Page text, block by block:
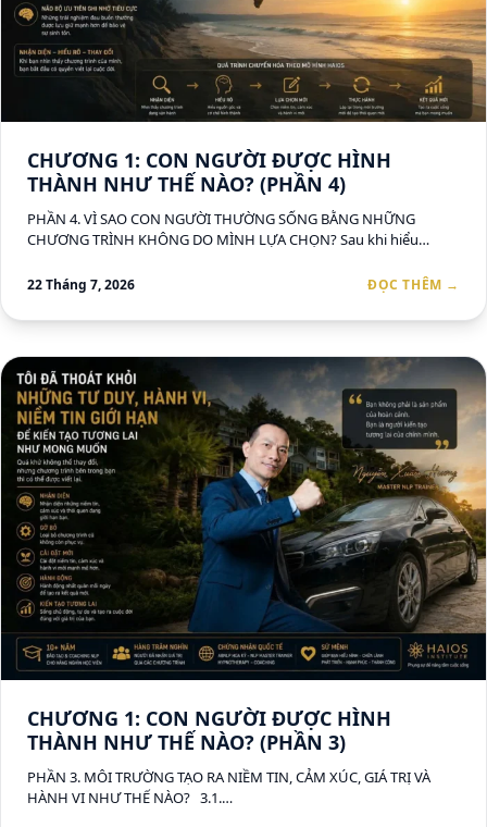
CHƯƠNG 1: CON NGƯỜI ĐƯỢC HÌNH
THÀNH NHƯ THẾ NÀO? (PHẦN 4)
PHẦN 4. VÌ SAO CON NGƯỜI THƯỜNG SỐNG BẰNG NHỮNG
CHƯƠNG TRÌNH KHÔNG DO MÌNH LỰA CHỌN? Sau khi hiểu…
22 Tháng 7, 2026 ĐỌC THÊM →
CHƯƠNG 1: CON NGƯỜI ĐƯỢC HÌNH
THÀNH NHƯ THẾ NÀO? (PHẦN 3)
PHẦN 3. MÔI TRƯỜNG TẠO RA NIỀM TIN, CẢM XÚC, GIÁ TRỊ VÀ
HÀNH VI NHƯ THẾ NÀO? 3.1.…